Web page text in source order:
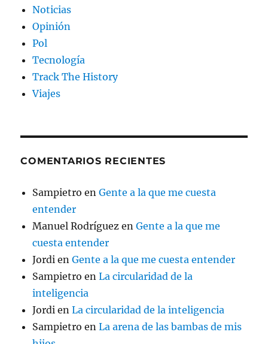
Noticias
Opinión
Pol
Tecnología
Track The History
Viajes
COMENTARIOS RECIENTES
Sampietro enGente a la que me cuesta
entender
Manuel Rodríguez enGente a la que me
cuesta entender
Jordi enGente a la que me cuesta entender
Sampietro enLa circularidad de la
inteligencia
Jordi enLa circularidad de la inteligencia
Sampietro enLa arena de las bambas de mis